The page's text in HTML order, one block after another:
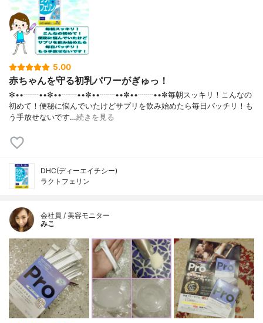
5.00
赤ちゃんを守る初乳パワーがぎゅっ！
✼••┈┈••✼••┈┈••✼••┈┈••✼••┈┈••✼毎朝スッキリ！こんなの
初めて！便秘に悩んでいたけどサプリを飲み始めたら毎日バッチリ！も
う手放せないです…続きを見る
DHC(ディーエイチシー)
ラクトフェリン
会社員 / 美容モニター
みこ